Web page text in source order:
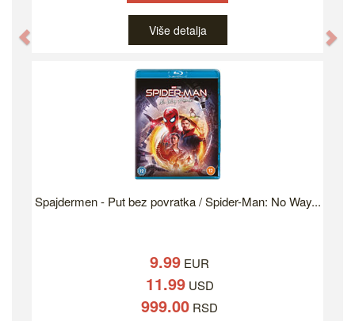
Više detalja
Spajdermen - Put bez povratka / Spider-Man: No Way...
9.99 EUR
11.99USD
999.00 RSD